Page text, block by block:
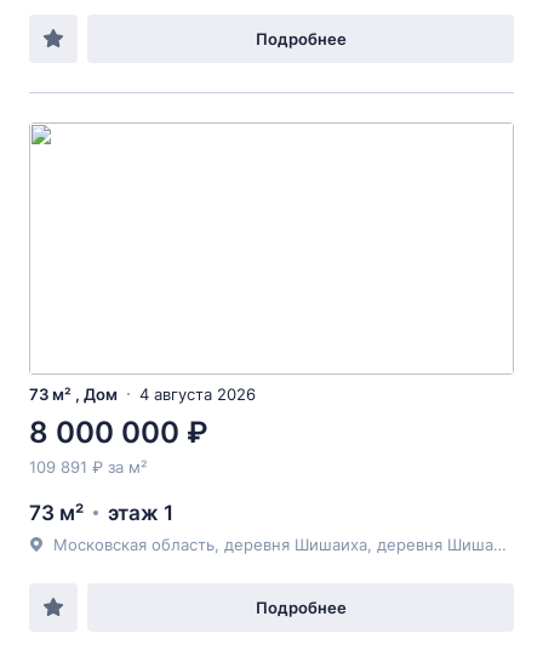
Подробнее
73 м² , Дом 4 августа 2026
8 000 000 ₽
109 891 ₽ за м²
73 м² этаж 1
Московская область, деревня Шишаиха, деревня Шишаиха, д.55
Подробнее